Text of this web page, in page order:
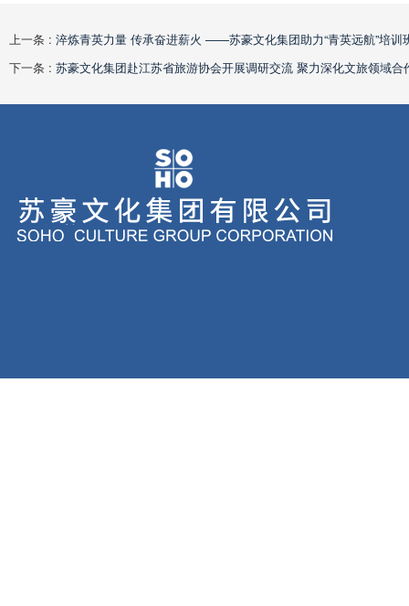
上一条 : 淬炼青英力量 传承奋进薪火 ——苏豪文化集团助力“青英远航”培训
下一条 : 苏豪文化集团赴江苏省旅游协会开展调研交流 聚力深化文旅领域合